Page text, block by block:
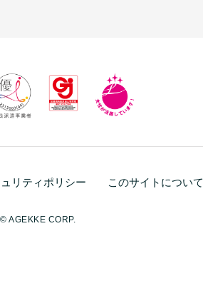
リティポリシー このサイトについて
© AGEKKE CORP.